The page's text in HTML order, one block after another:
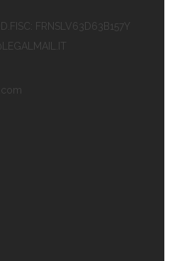
FRNSLV63D63B157Y